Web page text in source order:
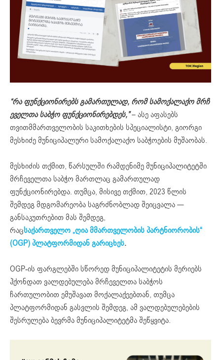
“რა ფუნქციონირებსგამართულად, რომ სამოქალაქო მრჩ
ეველთა საბჭო ფუნქციონირებდეს,”– ასე აფასებს
თვითმმართველობის საკითხების სპეციალისტი, გიორგი
მესხიძე მუნიციპალური სამოქალაქო საბჭოების მუშაობას.
მესხიძის თქმით, წარსულში რამდენიმე მუნიციპალიტეტში
მრჩეველთა საბჭო მართლაც გამართულად
ფუნქციონირებდა. თუმცა, მისივე თქმით, 2023 წლის
შემდეგ მდგომარეობა საგრძნობლად შეიცვალა —
განსაკუთრებით მას შემდეგ,
რაცსაქართველო„ღიამმართველობისპარტნიორობის“
(OGP)პლატფორმიდანგარიცხეს.
OGP-ის ფარგლებში სწორედ მუნიციპალიტეტის მერიებს
ჰქონდათ ვალდებულება მრჩეველთა საბჭოს
ჩართულობით ემუშავათ მოქალაქეებთან, თუმცა
პლატფორმიდან გასვლის შემდეგ, ამ ვალდებულებების
შესრულება ბევრმა მუნიციპალიტეტმა შეწყვიტა.